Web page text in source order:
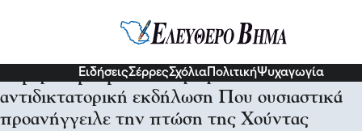
ΕιδήσειςΣέρρεςΣχόλια ΠολιτικήΨυχαγωγία
Σήμερα τιμούμε την κορυφαία
αντιδικτατορική εκδήλωση Που ουσιαστικά
προανήγγειλε την πτώση της Χούντας